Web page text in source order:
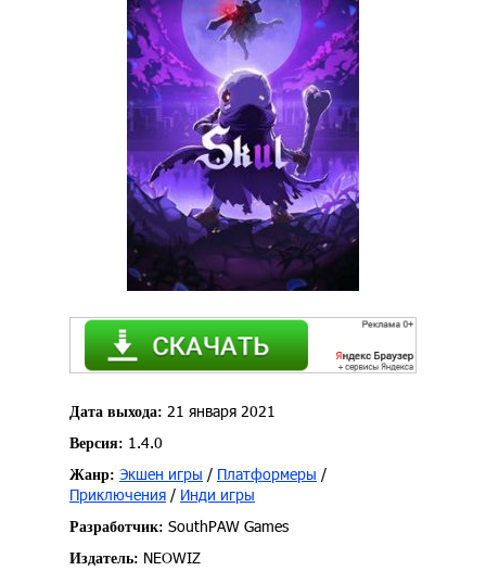
Дата выхода: 21 января 2021
Версия: 1.4.0
Жанр: Экшен игры / Платформеры /
Приключения / Инди игры
Разработчик: SouthPAW Games
Издатель: NEOWIZ